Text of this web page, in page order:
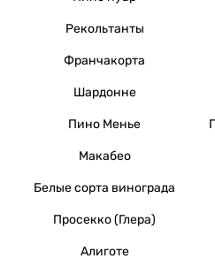
Рекольтанты
Франчакорта
Шардонне
Пино Менье
Макабео
Белые сорта винограда
Просекко (Глера)
Алиготе